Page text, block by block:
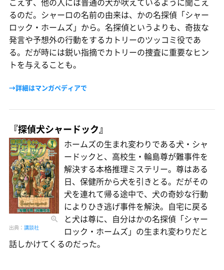
るのだ。シャーロの名前の由来は、かの名探偵「シャー
ロック・ホームズ」から。名探偵というよりも、奇抜な
発言や予想外の行動をするカトリーのツッコミ役であ
る。だが時には鋭い指摘でカトリーの捜査に重要なヒン
トを与えることも。
→詳細はマンガペディアで
『探偵犬シャードック』
出典： 講談社
ホームズの生まれ変わりである犬・シャ
ードックと、高校生・輪島尊が難事件を
解決する本格推理ミステリー。尊はある
日、保健所から犬を引きとる。だがその
犬を連れて帰る途中で、犬の奇妙な行動
によりひき逃げ事件を解決。自宅に戻る
と犬は尊に、自分はかの名探偵「シャー
ロック・ホームズ」の生まれ変わりだと
話しかけてくるのだった。